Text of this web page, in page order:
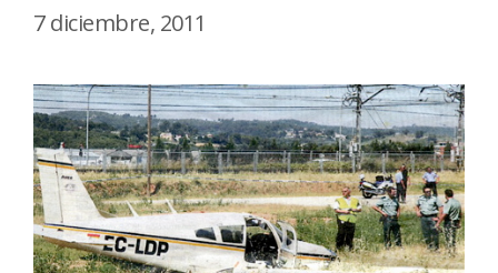
7 diciembre, 2011